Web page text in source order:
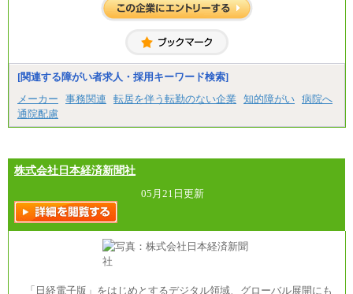
[関連する障がい者求人・採用キーワード検索]
メーカー
事務関連 転居を伴う転勤のない企業 知的障がい 病院へ
通院配慮
株式会社日本経済新聞社
05月21日更新
「日経電子版」をはじめとするデジタル領域、グローバル展開にも